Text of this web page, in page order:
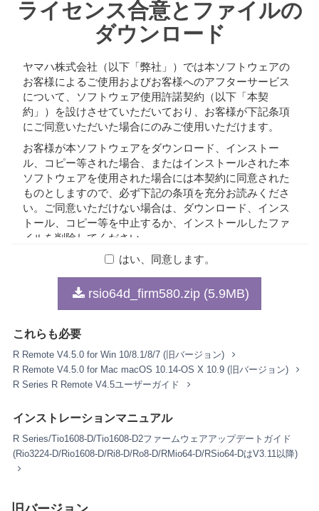
ライセンス合意とファイルの
ダウンロード
ヤマハ株式会社（以下「弊社」）では本ソフトウェアの
お客様によるご使用およびお客様へのアフターサービス
について、ソフトウェア使用許諾契約（以下「本契
約」）を設けさせていただいており、お客様が下記条項
にご同意いただいた場合にのみご使用いただけます。
お客様が本ソフトウェアをダウンロード、インストー
ル、コピー等された場合、またはインストールされた本
ソフトウェアを使用された場合には本契約に同意された
ものとしますので、必ず下記の条項を充分お読みくださ
い。ご同意いただけない場合は、ダウンロード、インス
トール、コピー等を中止するか、インストールしたファ
イルを削除してください。
1. 著作権および使用許諾
弊社はお客様に対し、本契約に基づいて配布されるプロ
付きで配布され得るそれらのバージョンアップ（以下
「本ソフトウェア」）を、お客様ご自身が所有または管
理するコンピュータ、スマートフォン、楽器または機器
において使用するための譲渡不能な権利を許諾します。
本ソフトウェアの使用から得られるデータの所有権はお
の著作権は、弊社およびライセンサーが有します。
を行なってはなりません。
はい、同意します。
rsio64d_firm580.zip (5.9MB)
これらも必要
R Remote V4.5.0 for Win 10/8.1/8/7 (旧バージョン)
R Remote V4.5.0 for Mac macOS 10.14-OS X 10.9 (旧バージョン)
R Series R Remote V4.5ユーザーガイド
インストレーションマニュアル
R Series/Tio1608-D/Tio1608-D2ファームウェアアップデートガイド
(Rio3224-D/Rio1608-D/Ri8-D/Ro8-D/RMio64-D/RSio64-DはV3.11以降)